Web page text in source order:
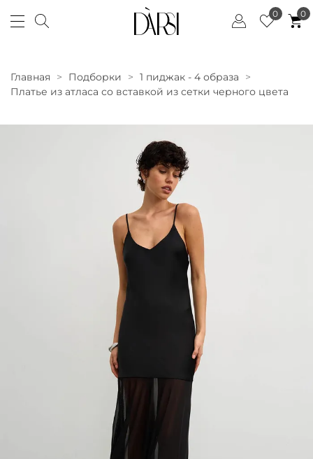
0 0
Главная Подборки
1 пиджак - 4 образа
Платье из атласа со вставкой из сетки черного цвета